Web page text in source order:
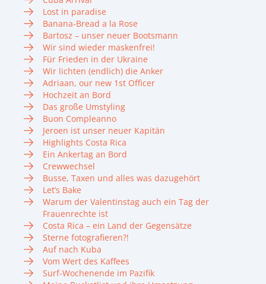
Lost in paradise
Banana-Bread a la Rose
Bartosz – unser neuer Bootsmann
Wir sind wieder maskenfrei!
Für Frieden in der Ukraine
Wir lichten (endlich) die Anker
Adriaan, our new 1st Officer
Hochzeit an Bord
Das große Umstyling
Buon Compleanno
Jeroen ist unser neuer Kapitän
Highlights Costa Rica
Ein Ankertag an Bord
Crewwechsel
Busse, Taxen und alles was dazugehört
Let’s Bake
Warum der Valentinstag auch ein Tag der
Frauenrechte ist
Costa Rica – ein Land der Gegensätze
Sterne fotografieren?!
Auf nach Kuba
Vom Wert des Kaffees
Surf-Wochenende im Pazifik